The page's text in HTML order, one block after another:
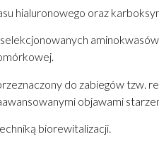
hialuronowego oraz
do zabiegów tzw.
objawami
biorewitalizacji.